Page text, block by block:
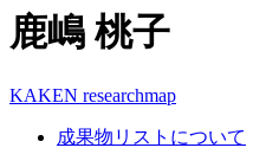
鹿嶋 桃子
KAKEN researchmap
成果物リストについて